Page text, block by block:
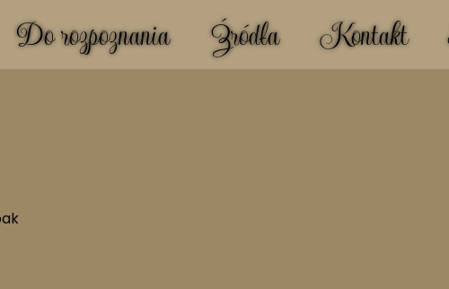
Do rozpoznania Źródła Kontakt